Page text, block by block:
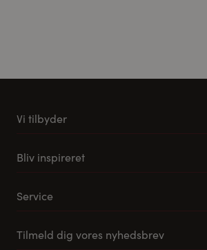
Vi tilbyder
Køkkener
Tilbehør og reservedele
Bliv inspireret
Service
Leveringsmuligheder
Tilmeld dig vores nyhedsbrev